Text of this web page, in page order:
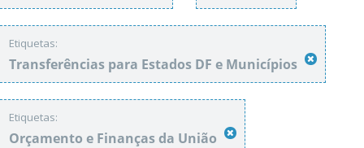
Etiquetas:
Transferências para Estados DF e Municípios
Etiquetas:
Orçamento e Finanças da União